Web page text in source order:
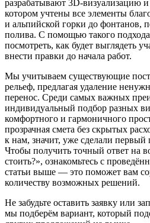
разрабатывают 3D-визуализацию и
котором учтены все элементы
и альпийской горки до фонтанов,
полива. С помощью такого
посмотреть, как будет выглядеть
внести правки до начала работ.
Мы учитываем существующие
рельеф, предлагая удаление
перенос. Среди самых важных
индивидуальный подбор разных
комфортного и гармоничного
прозрачная смета без скрытых
к нам, значит, уже сделали первый
Чтобы получить точный ответ на
стоить?», ознакомьтесь с
статьи выше — это поможет вам
количеству возможных решений.
Не забудьте оставить заявку или
мы подберём вариант, который